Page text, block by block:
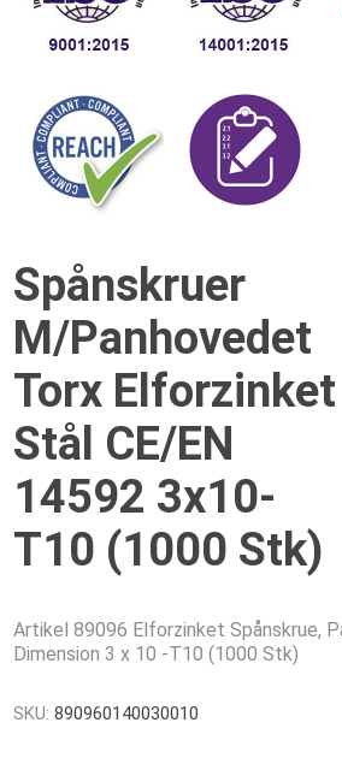
Spånskruer
M/Panhovedet
Torx Elforzinket
Stål CE/EN
14592 3x10-
T10 (1000 Stk)
Artikel 89096 Elforzinket Spånskrue,
Dimension 3 x 10 -T10 (1000 Stk)
SKU: 890960140030010